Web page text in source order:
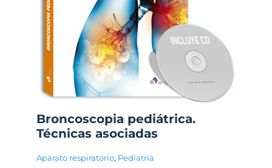
Broncoscopia pediátrica.
Técnicas asociadas
Aparato respiratorio, Pediatría